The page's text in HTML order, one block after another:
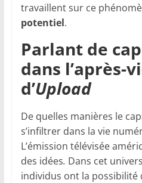
travaillent sur ce
potentiel.
Parlant de
dans l’après-
d’Upload
De quelles manières le
s’infiltrer dans la vie
L’émission télévisée
des idées. Dans cet
individus ont la possibilité